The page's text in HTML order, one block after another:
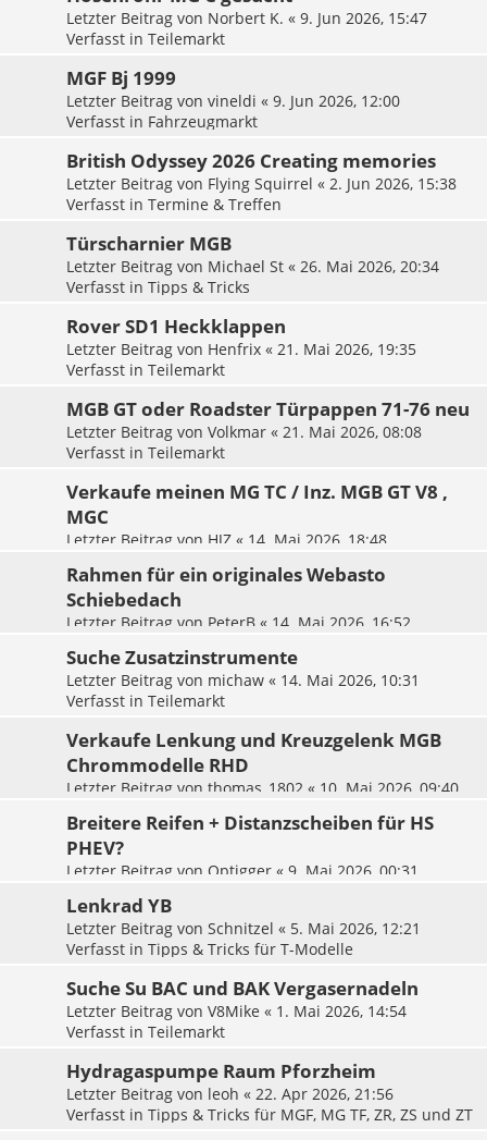
Letzter Beitrag von Norbert K. « 9. Jun 2026, 15:47
Verfasst in Teilemarkt
MGF Bj 1999
Letzter Beitrag von vineldi « 9. Jun 2026, 12:00
Verfasst in Fahrzeugmarkt
British Odyssey 2026 Creating memories
Letzter Beitrag von Flying Squirrel « 2. Jun 2026, 15:38
Verfasst in Termine & Treffen
Türscharnier MGB
Letzter Beitrag von Michael St « 26. Mai 2026, 20:34
Verfasst in Tipps & Tricks
Rover SD1 Heckklappen
Letzter Beitrag von Henfrix « 21. Mai 2026, 19:35
Verfasst in Teilemarkt
MGB GT oder Roadster Türpappen 71-76 neu
Letzter Beitrag von Volkmar « 21. Mai 2026, 08:08
Verfasst in Teilemarkt
Verkaufe meinen MG TC / Inz. MGB GT V8 ,
MGC
Letzter Beitrag von HJZ « 14. Mai 2026, 18:48
Rahmen für ein originales Webasto
Schiebedach
Letzter Beitrag von PeterB « 14. Mai 2026, 16:52
Suche Zusatzinstrumente
Letzter Beitrag von michaw « 14. Mai 2026, 10:31
Verfasst in Teilemarkt
Verkaufe Lenkung und Kreuzgelenk MGB
Chrommodelle RHD
Letzter Beitrag von thomas_1802 « 10. Mai 2026, 09:40
Breitere Reifen + Distanzscheiben für HS
PHEV?
Letzter Beitrag von Optigger « 9. Mai 2026, 00:31
Lenkrad YB
Letzter Beitrag von Schnitzel « 5. Mai 2026, 12:21
Verfasst in Tipps & Tricks für T-Modelle
Suche Su BAC und BAK Vergasernadeln
Letzter Beitrag von V8Mike « 1. Mai 2026, 14:54
Verfasst in Teilemarkt
Hydragaspumpe Raum Pforzheim
Letzter Beitrag von leoh « 22. Apr 2026, 21:56
Verfasst in Tipps & Tricks für MGF, MG TF, ZR, ZS und ZT